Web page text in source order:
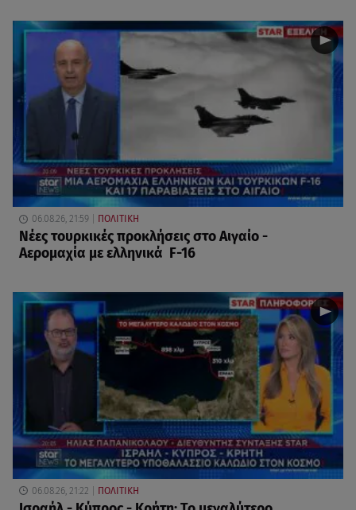
06.08.26, 21:59 ΠΟΛΙΤΙΚΗ
Νέες τουρκικές προκλήσεις στο Αιγαίο -
Αερομαχία με ελληνικά F-16
06.08.26, 21:22 ΠΟΛΙΤΙΚΗ